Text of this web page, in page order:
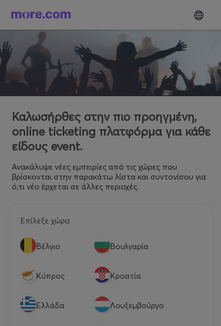
Καλωσήρθες στην πιο προηγμένη,
online ticketing πλατφόρμα για κάθε
είδους event.
Ανακάλυψε νέες εμπειρίες από τις χώρες που
βρίσκονται στην παρακάτω λίστα και συντονίσου για
ό,τι νέο έρχεται σε άλλες περιοχές.
Επίλεξε χώρα
Βέλγιο Βουλγαρία
Κύπρος Κροατία
Eλλάδα Λουξεμβούργο